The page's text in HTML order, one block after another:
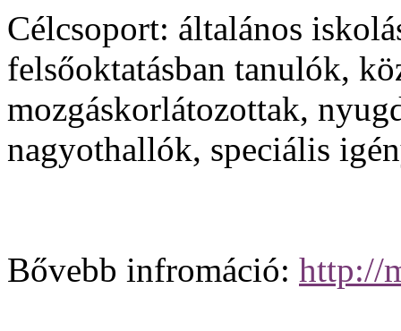
Célcsoport: általános
felsőoktatásban tanulók,
mozgáskorlátozottak,
nagyothallók, speciális
Bővebb infromáció: http://